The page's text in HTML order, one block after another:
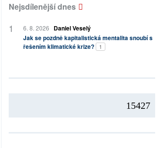
Nejsdílenější dnes
6. 8. 2026
Daniel Veselý
Jak se pozdně kapitalistická mentalita snoubí s
řešením klimatické krize?
1
15427